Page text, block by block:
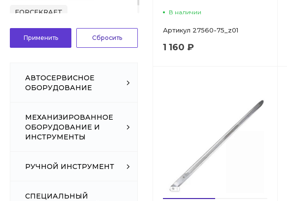
FORCEKRAFT
АВТОСЕРВИСНОЕ
ОБОРУДОВАНИЕ
МЕХАНИЗИРОВАННОЕ
ОБОРУДОВАНИЕ И
ИНСТРУМЕНТЫ
РУЧНОЙ ИНСТРУМЕНТ
СПЕЦИАЛЬНЫЙ
В наличии
Артикул 27560-75_z01
1 160 ₽